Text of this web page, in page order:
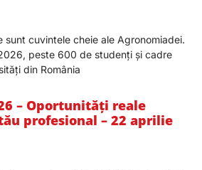
sunt cuvintele cheie ale Agronomiadei.
peste 600 de studenți și cadre
din România
– Oportunități reale
profesional – 22 aprilie